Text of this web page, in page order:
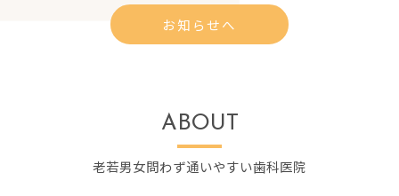
お知らせへ
老若男女問わず通いやすい歯科医院
ABOUT